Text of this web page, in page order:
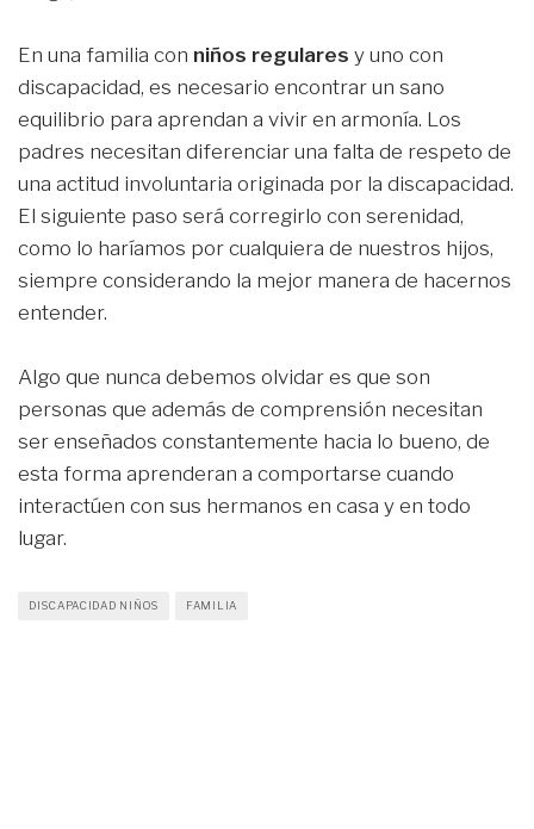
En una familia con niños regulares y uno con
discapacidad, es necesario encontrar un sano
equilibrio para aprendan a vivir en armonía. Los
padres necesitan diferenciar una falta de respeto de
una actitud involuntaria originada por la discapacidad.
El siguiente paso será corregirlo con serenidad,
como lo haríamos por cualquiera de nuestros hijos,
siempre considerando la mejor manera de hacernos
entender.
Algo que nunca debemos olvidar es que son
personas que además de comprensión necesitan
ser enseñados constantemente hacia lo bueno, de
esta forma aprenderan a comportarse cuando
interactúen con sus hermanos en casa y en todo
lugar.
DISCAPACIDAD NIÑOS FAMILIA